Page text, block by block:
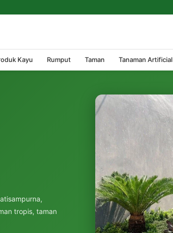
Kayu Rumput Taman Tanaman Artificial
tropis, taman